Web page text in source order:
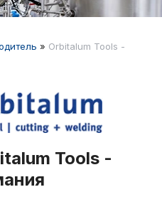
» Orbitalum Tools -
Tools -